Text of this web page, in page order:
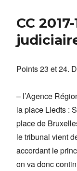
CC
Points 23 et 24.
– l’Agence
la place Liedts :
place de
le tribunal vient
accordant le
on va donc